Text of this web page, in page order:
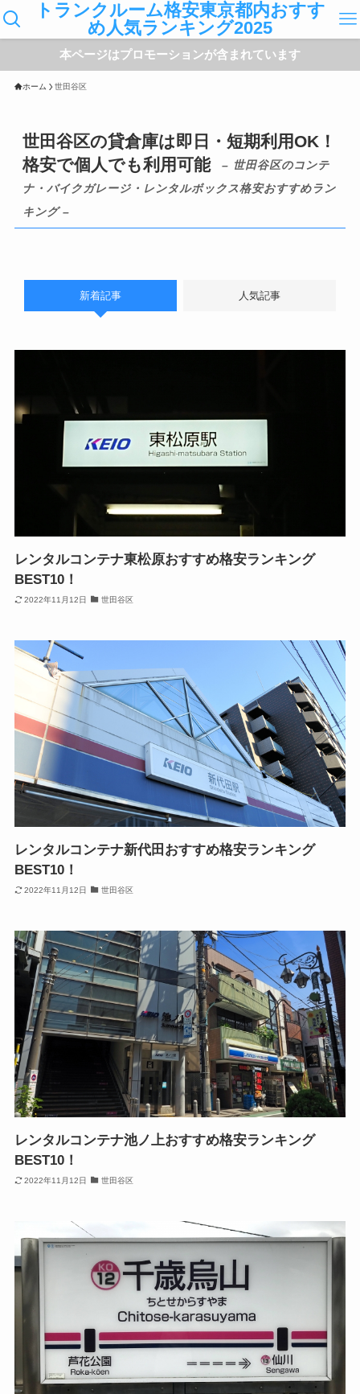
トランクルーム格安東京都内おすす
め人気ランキング2025
本ページはプロモーションが含まれています
ホーム 世田谷区
世田谷区の貸倉庫は即日・短期利用OK！
格安で個人でも利用可能
– 世田谷区のコンテ
ナ・バイクガレージ・レンタルボックス格安おすすめラン
キング –
新着記事 人気記事
レンタルコンテナ東松原おすすめ格安ランキング
BEST10！
2022年11月12日 世田谷区
レンタルコンテナ新代田おすすめ格安ランキング
BEST10！
2022年11月12日 世田谷区
レンタルコンテナ池ノ上おすすめ格安ランキング
BEST10！
2022年11月12日 世田谷区